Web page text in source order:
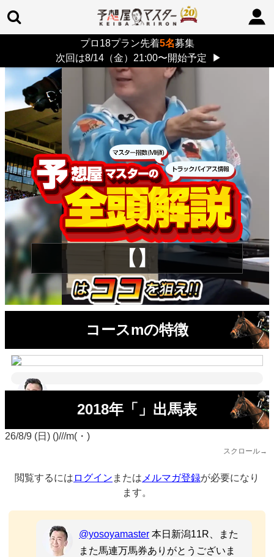
プロ18プラン先着5名募集
次回は8/14（金）21:00〜開始予定
▶
> 26/8/9 (日)
【】
コースmの特徴
2018年「」出馬表
26/8/9 (日) ()///m(・)
スクロール→
閲覧するには ログイン または メルマガ登録が必要になり
ます。
@yosoyamaster 本日新潟11R、また
また馬連万馬券ありがとうございま